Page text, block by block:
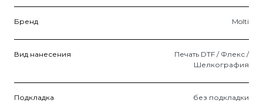
Бренд Molti
Вид нанесения
Печать DTF / Флекс /
Шелкография
Подкладка без подкладки